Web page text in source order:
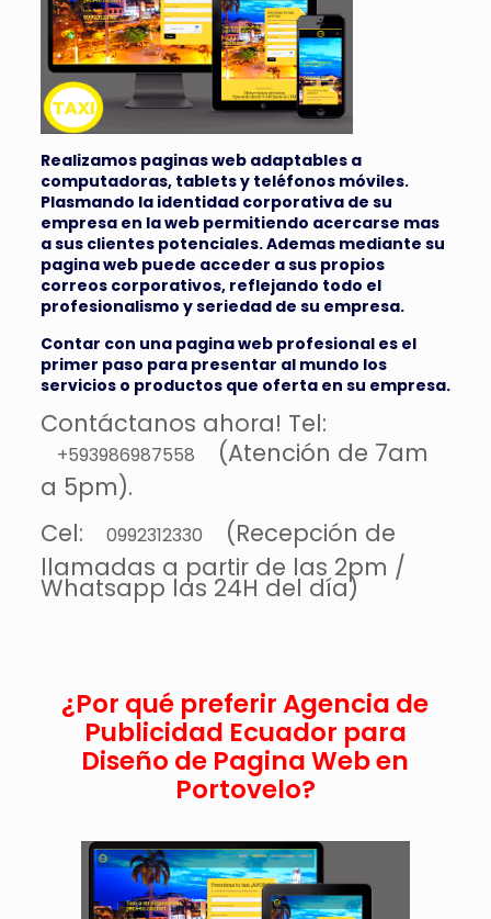
Realizamos paginas web adaptables a
computadoras, tablets y teléfonos móviles.
Plasmando la identidad corporativa de su
empresa en la web permitiendo acercarse mas
a sus clientes potenciales. Ademas mediante su
pagina web puede acceder a sus propios
correos corporativos, reflejando todo el
profesionalismo y seriedad de su empresa.
Contar con una pagina web profesional es el
primer paso para presentar al mundo los
servicios o productos que oferta en su empresa.
Contáctanos ahora! Tel:
+593986987558
(Atención de 7am
a 5pm).
Cel:
0992312330
(Recepción de
llamadas a partir de las 2pm /
Whatsapp las 24H del día)
¿Por qué preferir Agencia de
Publicidad Ecuador para
Diseño de Pagina Web en
Portovelo?